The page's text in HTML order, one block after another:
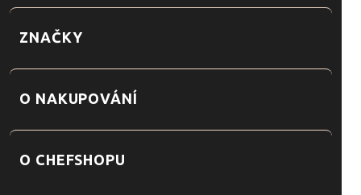
ZNAČKY
O NAKUPOVÁNÍ
O CHEFSHOPU